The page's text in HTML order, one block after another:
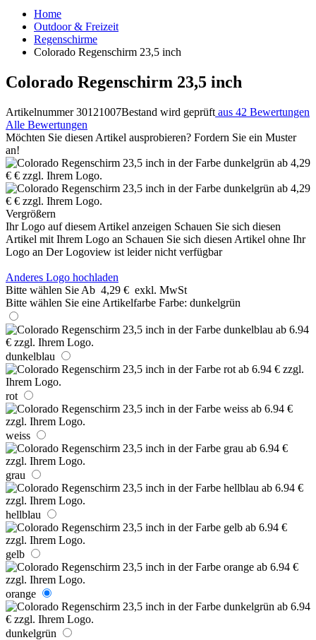
Home
Outdoor & Freizeit
Regenschirme
Colorado Regenschirm 23,5 inch
Colorado Regenschirm 23,5 inch
Artikelnummer 30121007Bestand wird geprüft aus 42 Bewertungen
Alle Bewertungen
Möchten Sie diesen Artikel ausprobieren? Fordern Sie ein Muster
an!
Vergrößern
Ihr Logo auf diesem Artikel anzeigen Schauen Sie sich diesen
Artikel mit Ihrem Logo an Schauen Sie sich diesen Artikel ohne Ihr
Logo an Der Logoview ist leider nicht verfügbar
Anderes Logo hochladen
Bitte wählen Sie Ab 4,29 € exkl. MwSt
Bitte wählen Sie eine Artikelfarbe Farbe: dunkelgrün
dunkelblau
rot
weiss
grau
hellblau
gelb
orange
dunkelgrün